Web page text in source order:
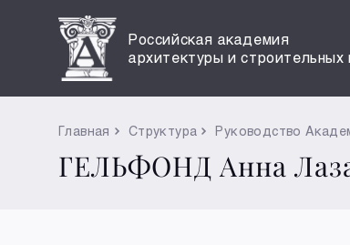
Российская академия
архитектуры и строительных
Главная Структура Руководство
ГЕЛЬФОНД Анна